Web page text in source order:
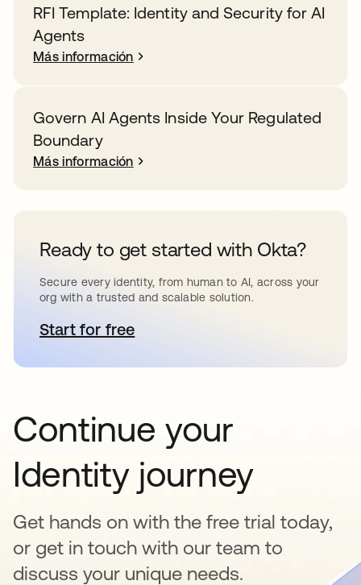
RFI Template: Identity and Security for AI
Agents
Más información
Govern AI Agents Inside Your Regulated
Boundary
Más información
Ready to get started with Okta?
Secure every identity, from human to AI, across your
org with a trusted and scalable solution.
Start for freese abre en una pestaña nueva
Continue your
Identity journey
Get hands on with the free trial today,
or get in touch with our team to
discuss your unique needs.